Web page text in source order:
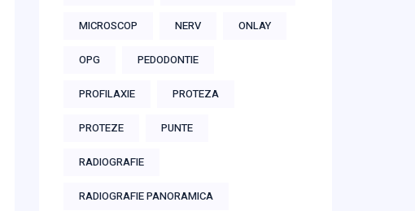
MICROSCOP NERV ONLAY
OPG PEDODONTIE
PROFILAXIE PROTEZA
PROTEZE PUNTE
RADIOGRAFIE
RADIOGRAFIE PANORAMICA